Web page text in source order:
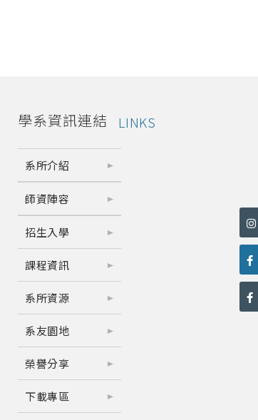
學系資訊連結 LINKS
系所介紹
師資陣容
招生入學
課程資訊
系所資源
系友園地
榮譽分享
下載專區